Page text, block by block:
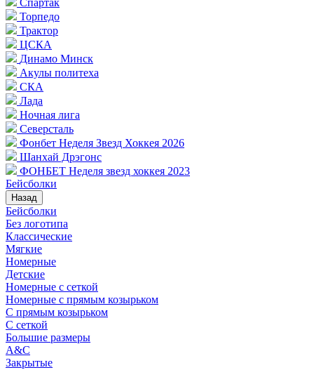
Спартак
Торпедо
Трактор
ЦСКА
Динамо Минск
Акулы политеха
СКА
Лада
Ночная лига
Северсталь
Фонбет Неделя Звезд Хоккея 2026
Шанхай Дрэгонс
ФОНБЕТ Неделя звезд хоккея 2023
Бейсболки
Назад
Бейсболки
Без логотипа
Классические
Мягкие
Номерные
Детские
Номерные с сеткой
Номерные с прямым козырьком
С прямым козырьком
С сеткой
Большие размеры
A&C
Закрытые